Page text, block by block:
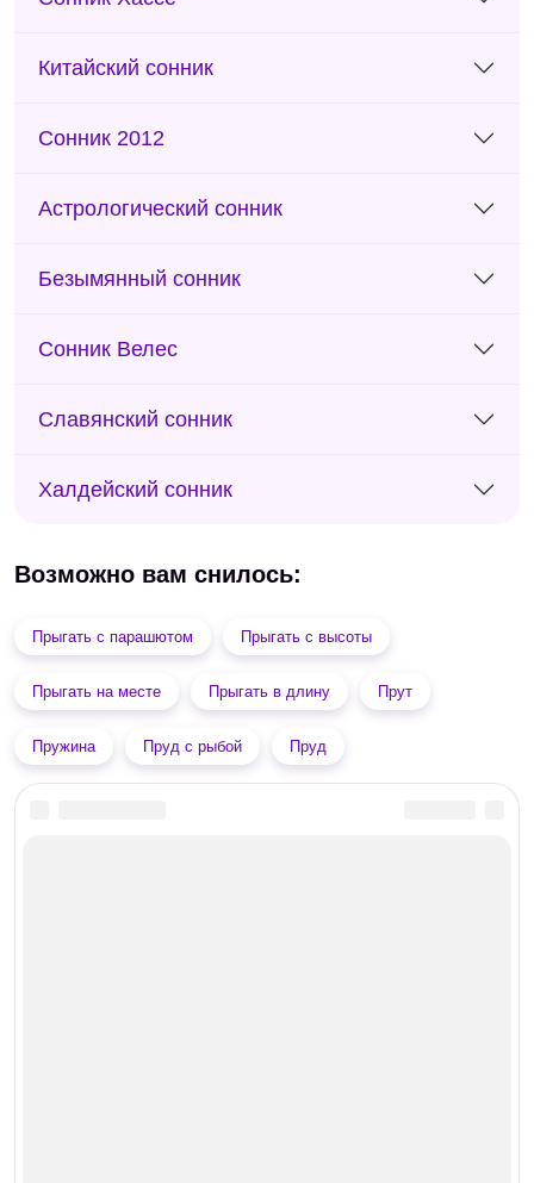
Китайский сонник
Сонник 2012
Астрологический сонник
Безымянный сонник
Сонник Велес
Славянский сонник
Халдейский сонник
Возможно вам снилось:
Прыгать с парашютом Прыгать с высоты
Прыгать на месте Прыгать в длину Прут
Пружина Пруд с рыбой Пруд